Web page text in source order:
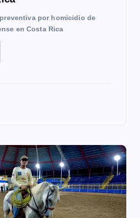
por homicidio de
en Costa Rica